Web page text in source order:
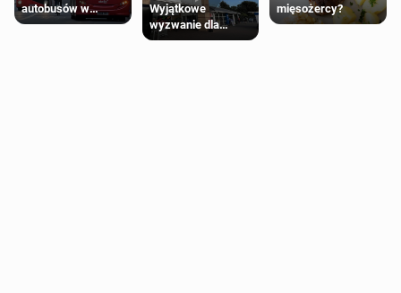
autobusów w
Londynie
Wyjątkowe
wyzwanie dla
posiadaczy kart
mięsożercy?